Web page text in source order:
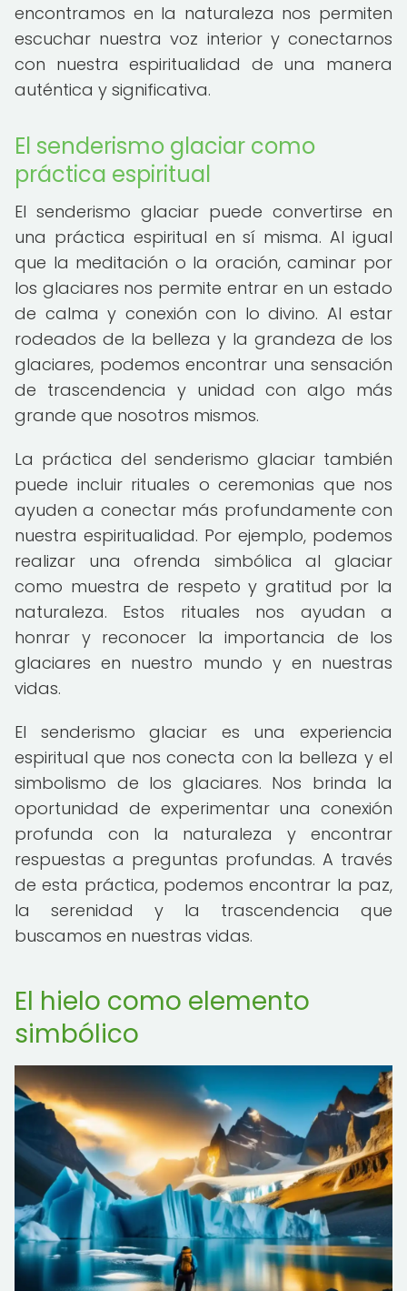
encontramos en la naturaleza nos permiten
escuchar nuestra voz interior y conectarnos
con nuestra espiritualidad de una manera
auténtica y significativa.
El senderismo glaciar como
práctica espiritual
El senderismo glaciar puede convertirse en
una práctica espiritual en sí misma. Al igual
que la meditación o la oración, caminar por
los glaciares nos permite entrar en un estado
de calma y conexión con lo divino. Al estar
rodeados de la belleza y la grandeza de los
glaciares, podemos encontrar una sensación
de trascendencia y unidad con algo más
grande que nosotros mismos.
La práctica del senderismo glaciar también
puede incluir rituales o ceremonias que nos
ayuden a conectar más profundamente con
nuestra espiritualidad. Por ejemplo, podemos
realizar una ofrenda simbólica al glaciar
como muestra de respeto y gratitud por la
naturaleza. Estos rituales nos ayudan a
honrar y reconocer la importancia de los
glaciares en nuestro mundo y en nuestras
vidas.
El senderismo glaciar es una experiencia
espiritual que nos conecta con la belleza y el
simbolismo de los glaciares. Nos brinda la
oportunidad de experimentar una conexión
profunda con la naturaleza y encontrar
respuestas a preguntas profundas. A través
de esta práctica, podemos encontrar la paz,
la serenidad y la trascendencia que
buscamos en nuestras vidas.
El hielo como elemento
simbólico